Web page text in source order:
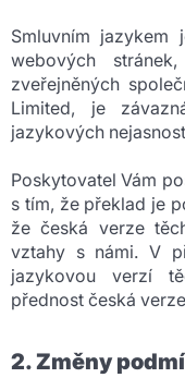
Smluvním
webových
zveřejněných
Limited, je
jazykových
Poskytovatel Vám
s tím, že překlad je
že česká verze
vztahy s námi. V
jazykovou verzí
přednost česká
2. Změny